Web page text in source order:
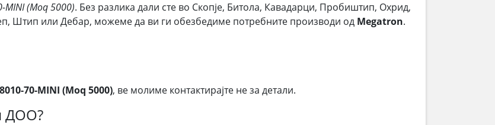
MINI (Moq 5000). Без разлика дали сте во Скопје, Битола, Кавадарци, Пробиштип, Охрид,
Штип или Дебар, можеме да ви ги обезбедиме потребните производи од Megatron.
70-MINI (Moq 5000), ве молиме контактирајте не за детали.
ДОО?